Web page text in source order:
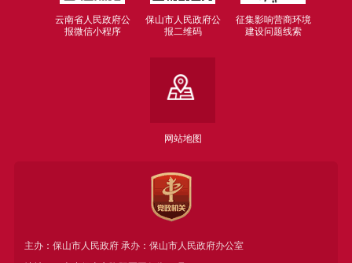
云南省人民政府公
报微信小程序
保山市人民政府公
报二维码
征集影响营商环境
建设问题线索
网站地图
主办：保山市人民政府 承办：保山市人民政府办公室